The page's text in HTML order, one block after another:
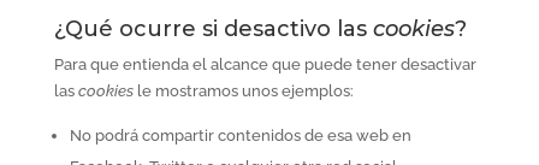
¿Qué ocurre si desactivo las cookies?
Para que entienda el alcance que puede tener desactivar
las cookiesle mostramos unos ejemplos:
No podrá compartir contenidos de esa web en